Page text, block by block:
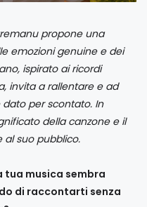
propone una
emozioni genuine e dei
ispirato ai ricordi
invita a rallentare e ad
per scontato. In
della canzone e il
al suo pubblico.
tua musica sembra
di raccontarti senza